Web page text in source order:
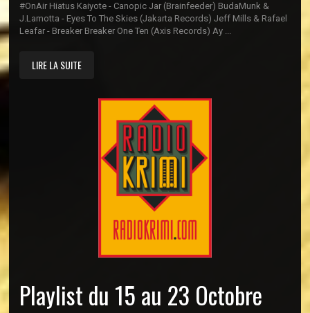
#OnAir Hiatus Kaiyote - Canopic Jar (Brainfeeder) BudaMunk &
J.Lamotta - Eyes To The Skies (Jakarta Records) Jeff Mills & Rafael
Leafar - Breaker Breaker One Ten (Axis Records) Ay ...
LIRE LA SUITE
Playlist du 15 au 23 Octobre